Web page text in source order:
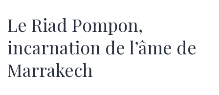
Le Riad Pompon,
incarnation de l’âme de
Marrakech